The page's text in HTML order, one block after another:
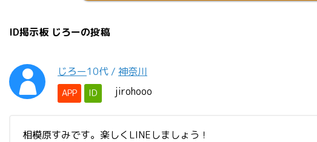
ID掲示板 じろーの投稿
じろー10代 / 神奈川
APP ID jirohooo
相模原すみです。楽しくLINEしましょう！